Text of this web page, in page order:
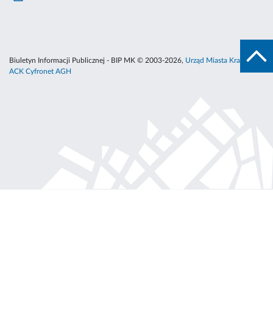
Biuletyn Informacji Publicznej - BIP MK © 2003-2026, Urząd Miasta Krakowa
ACK Cyfronet AGH